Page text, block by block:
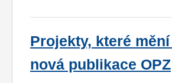
Projekty, které
nová publikace OPZ